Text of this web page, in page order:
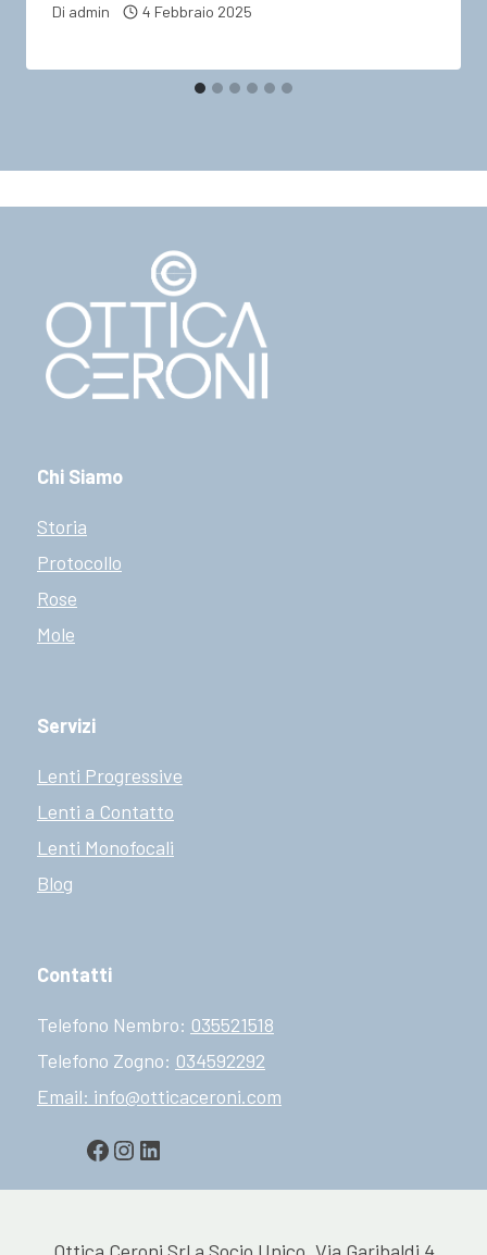
Di admin 4 Febbraio 2025
Chi Siamo
Storia
Protocollo
Rose
Mole
Servizi
Lenti Progressive
Lenti a Contatto
Lenti Monofocali
Blog
Contatti
Telefono Nembro: 035521518
Telefono Zogno: 034592292
Email: info@otticaceroni.com
Facebook
Instagram
LinkedIn